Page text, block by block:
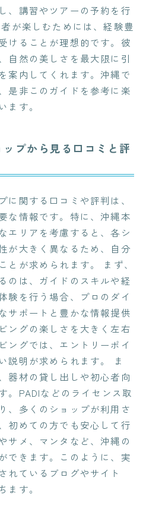
、講習やツアーの予約を行
が楽しむためには、経験豊
けることが理想的です。彼
自然の美しさを最大限に引
案内してくれます。沖縄で
是非このガイドを参考に楽
ます。
プから見る口コミと評
に関する口コミや評判は、
な情報です。特に、沖縄本
エリアを考慮すると、各シ
が大きく異なるため、自分
とが求められます。 まず、
のは、ガイドのスキルや経
験を行う場合、プロのダイ
サポートと豊かな情報提供
ングの楽しさを大きく左右
ングでは、エントリーポイ
説明が求められます。 ま
器材の貸し出しや初心者向
。PADIなどのライセンス取
、多くのショップが利用さ
初めての方でも安心して行
サメ、マンタなど、沖縄の
できます。このように、実
れているブログやサイト
ます。